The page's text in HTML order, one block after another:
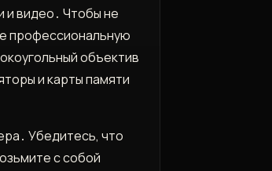
и видео․ Чтобы не
профессиональную
объектив
и карты памяти
Убедитесь, что
с собой